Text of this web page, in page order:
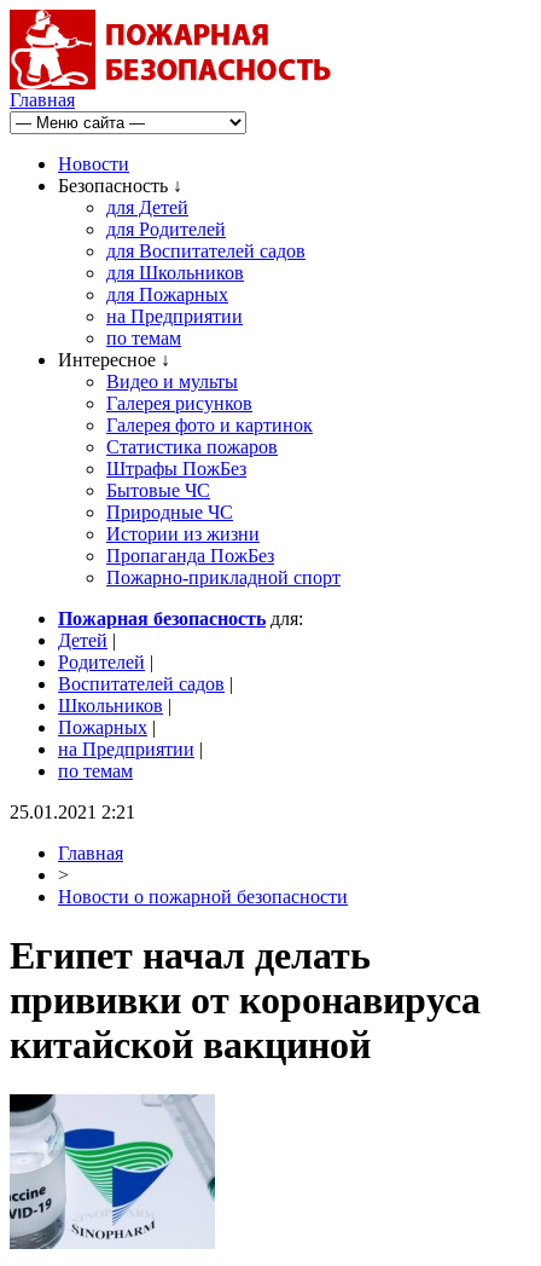
Главная
Новости
Безопасность ↓
для Детей
для Родителей
для Воспитателей садов
для Школьников
для Пожарных
на Предприятии
по темам
Интересное ↓
Видео и мульты
Галерея рисунков
Галерея фото и картинок
Статистика пожаров
Штрафы ПожБез
Бытовые ЧС
Природные ЧС
Истории из жизни
Пропаганда ПожБез
Пожарно-прикладной спорт
Пожарная безопасность для:
Детей |
Родителей |
Воспитателей садов |
Школьников |
Пожарных |
на Предприятии |
по темам
25.01.2021 2:21
Главная
>
Новости о пожарной безопасности
Египет начал делать
прививки от коронавируса
китайской вакциной